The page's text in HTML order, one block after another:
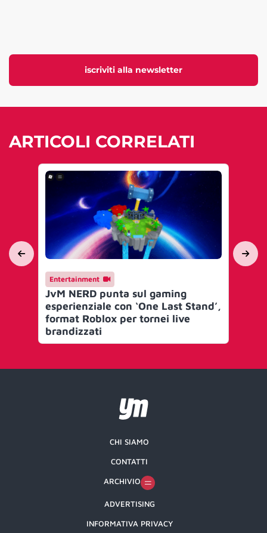
iscriviti alla newsletter
ARTICOLI CORRELATI
Entertainment
JvM NERD punta sul gaming
esperienziale con ‘One Last Stand’,
format Roblox per tornei live
brandizzati
CHI SIAMO
CONTATTI
ARCHIVIO
ADVERTISING
INFORMATIVA PRIVACY